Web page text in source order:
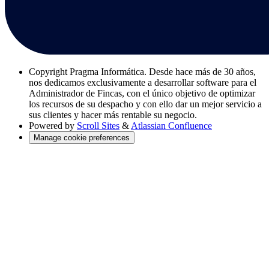
Copyright Pragma Informática. Desde hace más de 30 años,
nos dedicamos exclusivamente a desarrollar software para el
Administrador de Fincas, con el único objetivo de optimizar
los recursos de su despacho y con ello dar un mejor servicio a
sus clientes y hacer más rentable su negocio.
Powered by Scroll Sites & Atlassian Confluence
Manage cookie preferences